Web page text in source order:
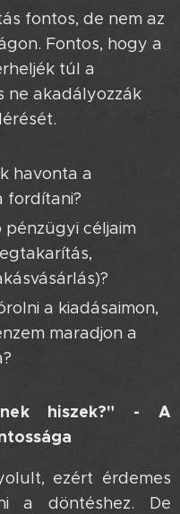
fontos, de nem az
Fontos, hogy a
túl a
ne akadályozzák
havonta a
fordítani?
céljaim
a kiadásaimon,
maradjon a
hiszek?" - A
ezért érdemes
a döntéshez. De